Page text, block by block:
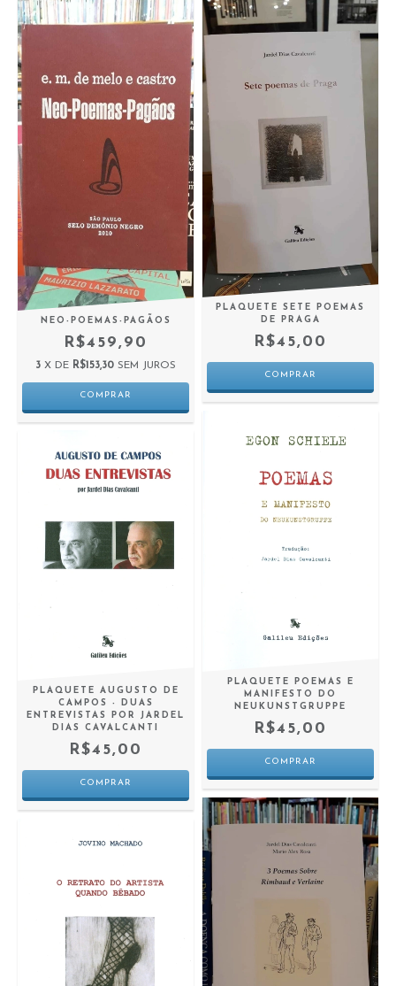
NEO-POEMAS-PAGÃOS
R$459,90
3 X DE R$153,30 SEM JUROS
PLAQUETE SETE POEMAS
DE PRAGA
R$45,00
PLAQUETE AUGUSTO DE
CAMPOS - DUAS
ENTREVISTAS POR JARDEL
DIAS CAVALCANTI
R$45,00
PLAQUETE POEMAS E
MANIFESTO DO
NEUKUNSTGRUPPE
R$45,00